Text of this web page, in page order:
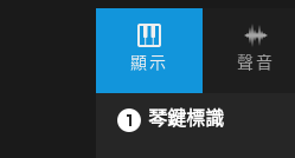
顯示 聲音
琴鍵標識